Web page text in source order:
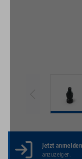
Jetzt
anzuzeigen.